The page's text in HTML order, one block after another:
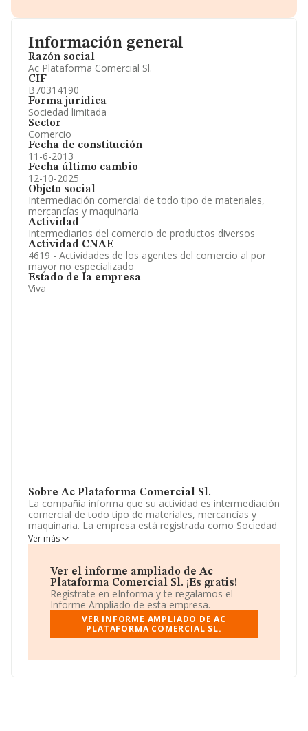
Información general
Razón social
Ac Plataforma Comercial Sl.
CIF
B70314190
Forma jurídica
Sociedad limitada
Sector
Comercio
Fecha de constitución
11-6-2013
Fecha último cambio
12-10-2025
Objeto social
Intermediación comercial de todo tipo de materiales,
mercancías y maquinaria
Actividad
Intermediarios del comercio de productos diversos
Actividad CNAE
4619 - Actividades de los agentes del comercio al por
mayor no especializado
Estado de la empresa
Viva
Sobre Ac Plataforma Comercial Sl.
La compañía informa que su actividad es intermediación
comercial de todo tipo de materiales, mercancías y
maquinaria. La empresa está registrada como Sociedad
Limitada. Clasifica su actividad CNAE como
'Intermediarios del comercio de productos diversos',
mercados exteriores.
El correo electrónico es
contabilidad@bestempresarial.com.
La empresa españolaAc Plataforma Comercial S.L
con CIF B70314190, se encuentra en Avenida De Les
Valencia, Comunidad Valenciana.
Ver más
Ver el informe ampliado de Ac
Plataforma Comercial Sl. ¡Es gratis!
Regístrate en eInforma y te regalamos el
Informe Ampliado de esta empresa.
VER INFORME AMPLIADO DE AC
PLATAFORMA COMERCIAL SL.
Información oficial y registral complementaria.